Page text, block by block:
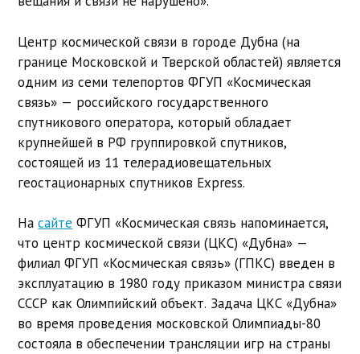
Центр космической связи в городе Дубна (на
границе Московской и Тверской областей) является
одним из семи телепортов ФГУП «Космическая
связь» — российского государственного
спутникового оператора, который обладает
крупнейшей в РФ группировкой спутников,
состоящей из 11 телерадиовещательных
геостационарных спутников Express.
Насайте ФГУП «Космическая связь напоминается,
что центр космической связи (ЦКС) «Дубна» —
филиал ФГУП «Космическая связь» (ГПКС) введен в
эксплуатацию в 1980 году приказом министра связи
СССР как Олимпийский объект. Задача ЦКС «Дубна»
во время проведения московской Олимпиады-80
состояла в обеспечении трансляции игр на страны